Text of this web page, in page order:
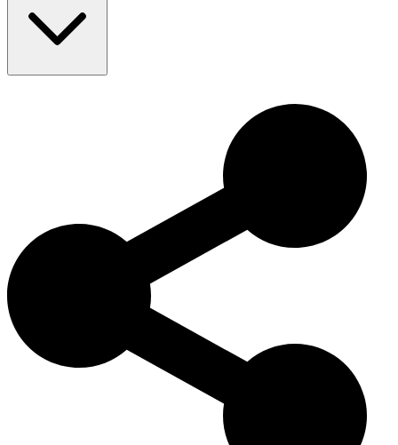
推奨される検査：膝蓋骨、股関節、眼
寿命：13–15年
強調しています。最初は狩猟とパフォーマンスのために育種さ
れましたが、現在では愛される家庭のペットとしても成功して
います。彼らの敏捷性、知性、そして愛情深い性格は、世界中
の犬愛好家に愛され続けています。今日、トイ・フォックス・
テリアは、忠実な伴侶から競技選手まで、さまざまな役割でそ
の魅力と活気を示し続けています。